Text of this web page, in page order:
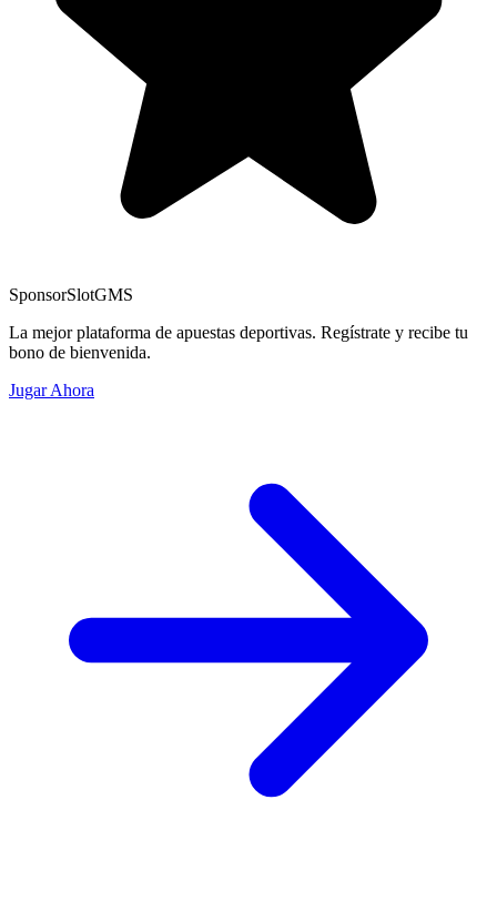
SponsorSlotGMS
La mejor plataforma de apuestas deportivas. Regístrate y recibe tu
bono de bienvenida.
Jugar Ahora